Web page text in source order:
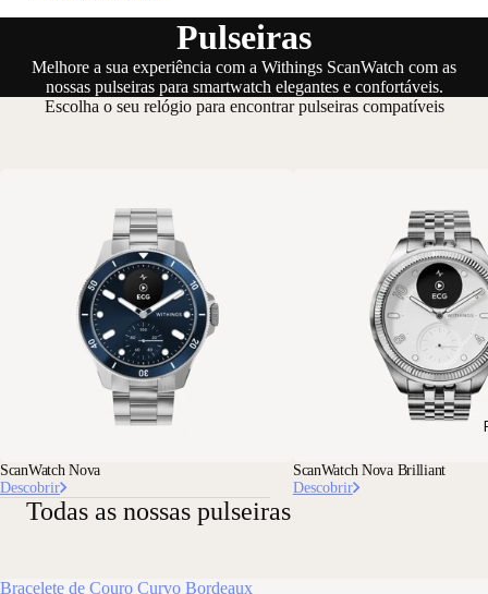
Pulseiras
Melhore a sua experiência com a Withings ScanWatch com as
nossas pulseiras para smartwatch elegantes e confortáveis.
Escolha o seu relógio para encontrar pulseiras compatíveis
ScanWatch Nova
Descobrir
ScanWatch Nova Brilliant
Descobrir
Todas as nossas pulseiras
Bracelete de Couro Curvo Bordeaux